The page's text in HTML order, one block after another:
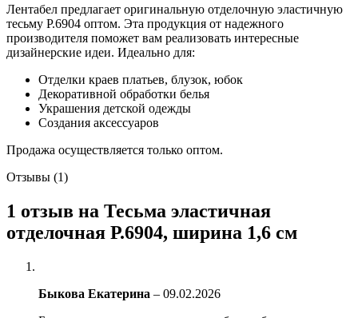
Лентабел предлагает оригинальную отделочную эластичную
тесьму Р.6904 оптом. Эта продукция от надежного
производителя поможет вам реализовать интересные
дизайнерские идеи. Идеально для:
Отделки краев платьев, блузок, юбок
Декоративной обработки белья
Украшения детской одежды
Создания аксессуаров
Продажа осуществляется только оптом.
Отзывы (1)
1 отзыв на Тесьма эластичная
отделочная Р.6904, ширина 1,6 см
Быкова Екатерина – 09.02.2026